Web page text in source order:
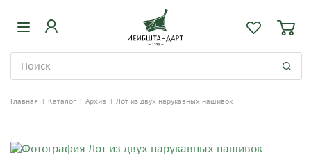
Главная | Каталог | Архив | Лот из двух нарукавных нашивок